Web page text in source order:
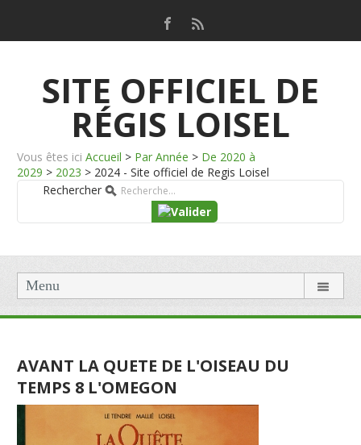
SITE OFFICIEL DE
RÉGIS LOISEL
Vous êtes ici Accueil > Par Année > De 2020 à
2029 > 2023 > 2024 - Site officiel de Regis Loisel
Rechercher
Menu
AVANT LA QUETE DE L'OISEAU DU
TEMPS 8 L'OMEGON